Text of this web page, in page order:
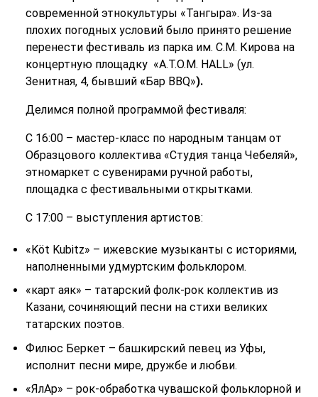
современной этнокультуры «Тангыра». Из-за
плохих погодных условий было принято решение
перенести фестиваль из парка им. С.М. Кирова на
концертную площадку «А.Т.О.М. HALL» (ул.
Зенитная, 4, бывший«Бар BBQ»).
Делимся полной программой фестиваля:
С 16:00 – мастер-класс по народным танцам от
Образцового коллектива «Студия танца Чебеляй»,
этномаркет с сувенирами ручной работы,
площадка с фестивальными открытками.
С 17:00 – выступления артистов:
«Köt Kubitz» – ижевские музыканты с историями,
наполненными удмуртским фольклором.
«карт аяк» – татарский фолк-рок коллектив из
Казани, сочиняющий песни на стихи великих
татарских поэтов.
Филюс Беркет – башкирский певец из Уфы,
исполнит песни мире, дружбе и любви.
«ЯлАр» – рок-обработка чувашской фольклорной и